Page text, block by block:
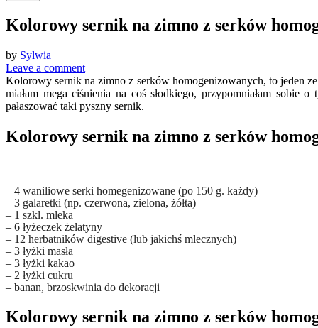
Kolorowy sernik na zimno z serków
by Sylwia
Leave a comment
Kolorowy sernik na zimno z serków homogenizowanych, to jeden
miałam mega ciśnienia na coś słodkiego, przypomniałam
pałaszować taki pyszny sernik.
Kolorowy sernik na zimno z serków
– 4 waniliowe serki homegenizowane (po 150 g. każdy)
– 3 galaretki (np. czerwona, zielona, żółta)
– 1 szkl. mleka
– 6 łyżeczek żelatyny
– 12 herbatników digestive (lub jakichś mlecznych)
– 3 łyżki masła
– 3 łyżki kakao
– 2 łyżki cukru
– banan, brzoskwinia do dekoracji
Kolorowy sernik na zimno z serków